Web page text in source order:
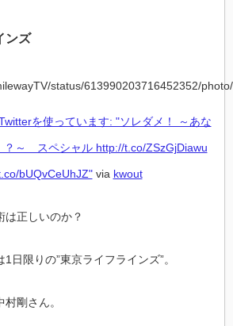
ンズ
を使っています: "ソレダメ！ ～あな
？～ スペシャル http://t.co/ZSzGjDiawu
bUQvCeUhJZ"via kwout
は正しいのか？
日限りの”東京ライフラインズ”。
村剛さん。